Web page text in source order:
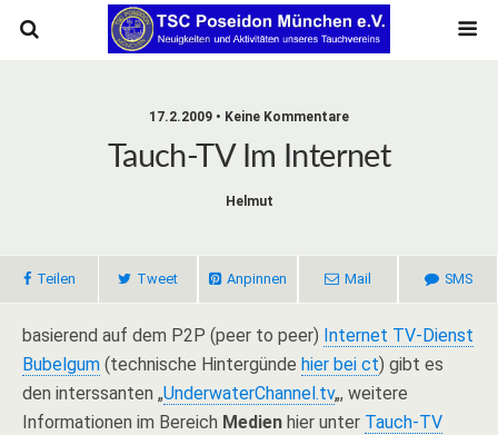
17.2.2009 • Keine Kommentare
Tauch-TV Im Internet
Helmut
Teilen Tweet Anpinnen Mail SMS
basierend auf dem P2P (peer to peer) Internet TV-Dienst
Bubelgum (technische Hintergünde hier bei ct) gibt es
den interssanten „UnderwaterChannel.tv„, weitere
Informationen im Bereich Medien hier unter Tauch-TV